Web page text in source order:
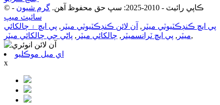
© ڪاپي رائيٽ - 2010-2025: سڀ حق محفوظ آهن.
گرم شيون -
سائيٽ ميپ
پي ايڇ ڪنڊڪٽيوٽي ميٽر , آن لائن ڪنڊڪٽيوٽي ميٽر , پي ايڇ ۽ چالکائي
ميٽر , پي ايڇ ٽرانسميٽر , چالکائي ميٽر , پاڻي جي چالکائي ميٽر ,
اي ميل موڪليو
x